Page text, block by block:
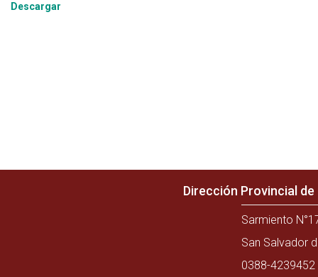
Descargar
Dirección Provincial
Sarmiento
San Salvador
0388-